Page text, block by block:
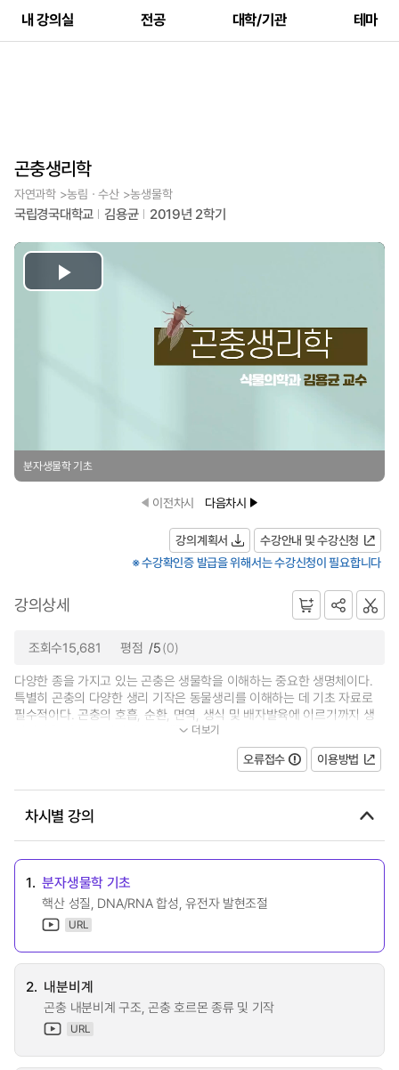
내 강의실 전공 대학/기관 테마
곤충생리학
자연과학 >농림ㆍ수산 >농생물학
국립경국대학교 김용균 2019년 2학기
Play
분자생물학 기초
이전차시 다음차시
강의계획서
수강안내 및 수강신청
※ 수강확인증 발급을 위해서는 수강신청이 필요합니다
강의상세
조회수15,681 평점 /5(0)
다양한 종을 가지고 있는 곤충은 생물학을 이해하는 중요한 생명체이다.
특별히 곤충의 다양한 생리 기작은 동물생리를 이해하는 데 기초 자료로
필수적이다. 곤충의 호흡, 순환, 면역, 생식 및 배자발육에 이르기까지 생
리기작을 다루고, 여기에 분자생물학...
더보기
오류접수 이용방법
차시별 강의
1. 분자생물학 기초
핵산 성질, DNA/RNA 합성, 유전자 발현조절
URL
2. 내분비계
곤충 내분비계 구조, 곤충 호르몬 종류 및 기작
URL